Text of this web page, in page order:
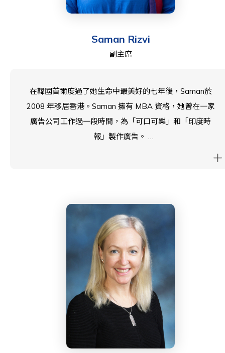
Saman Rizvi
副主席
在韓國首爾度過了她生命中最美好的七年後，Saman於
2008 年移居香港。Saman 擁有 MBA 資格，她曾在一家
廣告公司工作過一段時間，為「可口可樂」和「印度時
報」製作廣告。
有兩名西島中學畢業的孩子，他們現在都在香港大學
（HKU） 就讀。她的第三個孩子仍在西島中學學習。
Saman 熱衷於寫作和烘焙，喜歡與孩子們共度時光。